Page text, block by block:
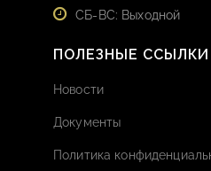
СБ-ВС: Выходной
ПОЛЕЗНЫЕ ССЫЛКИ
Новости
Документы
Политика